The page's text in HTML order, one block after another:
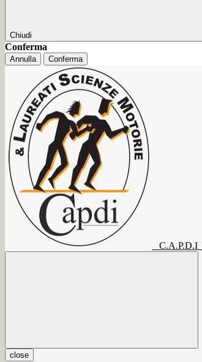
Chiudi
Conferma
Annulla Conferma
C.A.P.D.I
close